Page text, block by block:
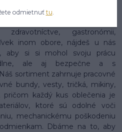
potreby pracovníkov naprieč
zdravotníctve, gastronómii,
inom obore, nájdeš u nás
aby si si mohol svoju prácu
ale aj bezpečne a s
sortiment zahrnuje pracovné
bundy, vesty, tričká, mikiny,
pričom každý kus oblečenia je
ktoré sú odolné voči
mechanickému poškodeniu
Dbáme na to, aby
odmietnuť tu